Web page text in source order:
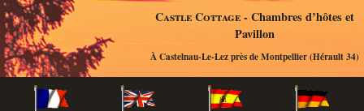
Castle Cottage- Chambres d’hôtes et
Pavillon
À Castelnau-Le-Lez près de Montpellier (Hérault 34)